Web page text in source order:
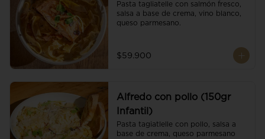
Pasta tagliatelle con salmón fresco,
salsa a base de crema, vino blanco,
queso parmesano.
$59.900
Alfredo con pollo (150gr
Infantil)
Pasta tagiatlelle con pollo, salsa a
base de crema, queso parmesano